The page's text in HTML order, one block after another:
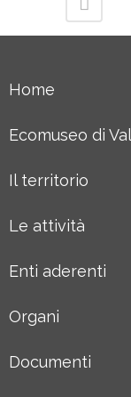
Home
Ecomuseo di
Il territorio
Le attività
Enti aderenti
Organi
Documenti